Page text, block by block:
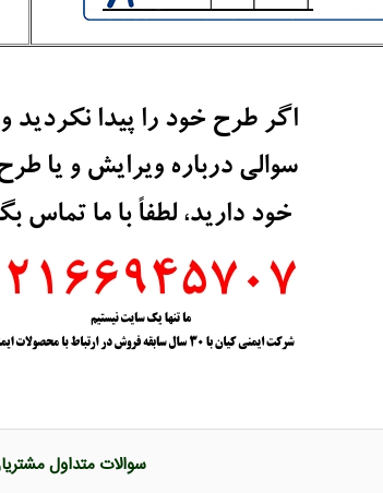
سوالات متداول